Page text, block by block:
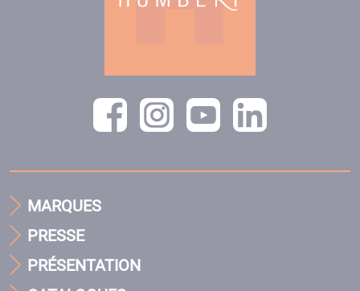
MARQUES
PRESSE
PRÉSENTATION